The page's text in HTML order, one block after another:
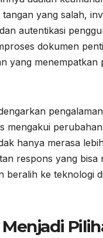
yang salah,
autentikasi
dokumen
yang menempatkan
mengakui
hanya merasa
respons yang bisa
ke teknologi